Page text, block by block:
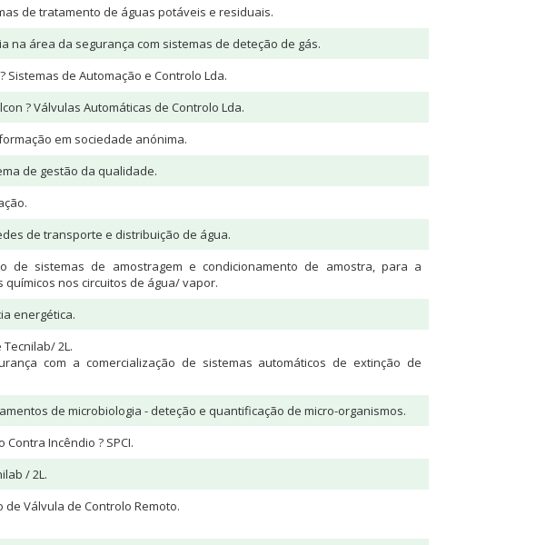
de tratamento de águas potáveis e residuais.
na área da segurança com sistemas de deteção de gás.
Sistemas de Automação e Controlo Lda.
? Válvulas Automáticas de Controlo Lda.
em sociedade anónima.
de gestão da qualidade.
de transporte e distribuição de água.
de sistemas de amostragem e condicionamento de amostra, para a
nos circuitos de água/ vapor.
energética.
2L.
com a comercialização de sistemas automáticos de extinção de
de microbiologia - deteção e quantificação de micro-organismos.
Incêndio ? SPCI.
/ 2L.
Válvula de Controlo Remoto.